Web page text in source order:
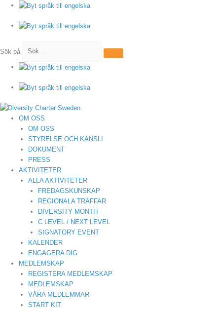
Hoppa
innehåll
Sök på
OM OSS
OM OSS
STYRELSE OCH KANSLI
DOKUMENT
PRESS
AKTIVITETER
ALLA AKTIVITETER
FREDAGSKUNSKAP
REGIONALA TRÄFFAR
DIVERSITY MONTH
C LEVEL / NEXT LEVEL
SIGNATORY EVENT
KALENDER
ENGAGERA DIG
MEDLEMSKAP
REGISTERA MEDLEMSKAP
MEDLEMSKAP
VÅRA MEDLEMMAR
START KIT